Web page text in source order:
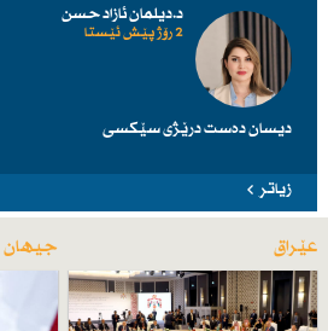
د.دیلمان ئازاد حسن
2 رۆژ پێش ئێستا
دیسان دەست درێژی سێكسی
زیاتر
عێراق جیهان